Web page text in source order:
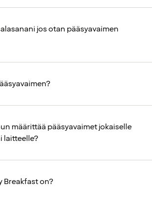
jos otan pääsyavaimen
määrittää pääsyavaimet jokaiselle
laitteelle?
Breakfast on?